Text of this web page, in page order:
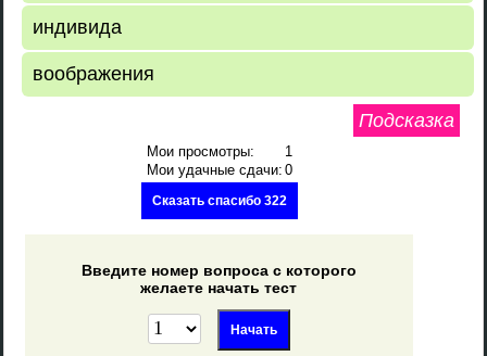
индивида
воображения
Подсказка
Мои просмотры:
1
Мои удачные сдачи: 0
Сказать спасибо 322
Введите номер вопроса с которого
желаете начать тест